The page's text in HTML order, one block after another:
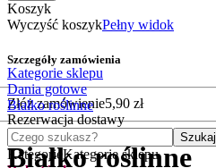
Koszyk
Wyczyść koszykPełny widok
Szczegóły zamówienia
Złóż zamówienie5,90 zł
Rezerwacja dostawy
Czego szukasz?
Szukaj
Kategorie Kategorie sklepu
Kategorie sklepu
Dania gotowe
Białko roślinne
Białko roślinne